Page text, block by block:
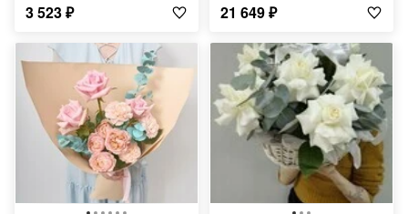
3 523₽ 21 649₽